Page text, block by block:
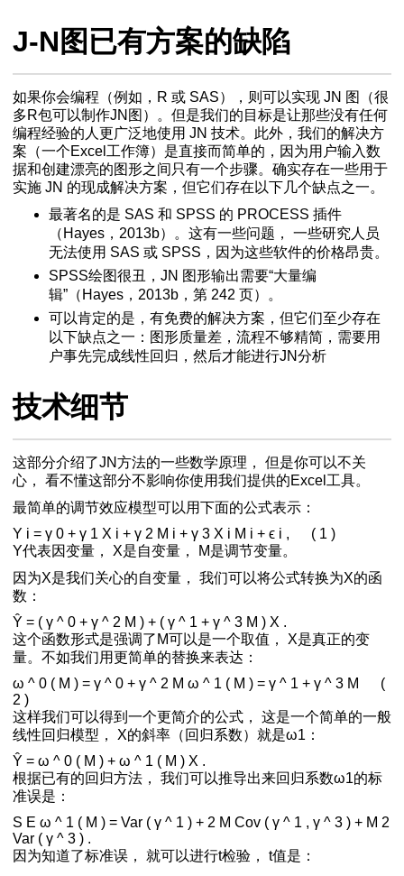
制视频教程
J-N图已有方案的缺陷
如果你会编程（例如，R 或 SAS），则可以实现 JN 图（很
多R包可以制作JN图）。但是我们的目标是让那些没有任何
编程经验的人更广泛地使用 JN 技术。此外，我们的解决方
案（一个Excel工作簿）是直接而简单的，因为用户输入数
据和创建漂亮的图形之间只有一个步骤。确实存在一些用于
实施 JN 的现成解决方案，但它们存在以下几个缺点之一。
最著名的是 SAS 和 SPSS 的 PROCESS 插件
（Hayes，2013b）。这有一些问题， 一些研究人员
无法使用 SAS 或 SPSS，因为这些软件的价格昂贵。
SPSS绘图很丑，JN 图形输出需要“大量编
辑”（Hayes，2013b，第 242 页）。
可以肯定的是，有免费的解决方案，但它们至少存在
以下缺点之一：图形质量差，流程不够精简，需要用
户事先完成线性回归，然后才能进行JN分析
技术细节
这部分介绍了JN方法的一些数学原理， 但是你可以不关
心， 看不懂这部分不影响你使用我们提供的Excel工具。
最简单的调节效应模型可以用下面的公式表示：
Y i = γ 0 + γ 1 X i + γ 2 M i + γ 3 X i M i + ϵ i , ( 1 )
Y代表因变量， X是自变量， M是调节变量。
因为X是我们关心的自变量， 我们可以将公式转换为X的函
数：
Ŷ = ( γ ^ 0 + γ ^ 2 M ) + ( γ ^ 1 + γ ^ 3 M ) X .
这个函数形式是强调了M可以是一个取值， X是真正的变
量。不如我们用更简单的替换来表达：
ω ^ 0 ( M ) = γ ^ 0 + γ ^ 2 M ω ^ 1 ( M ) = γ ^ 1 + γ ^ 3 M
(
2 )
这样我们可以得到一个更简介的公式， 这是一个简单的一般
线性回归模型， X的斜率（回归系数）就是ω1：
Ŷ = ω ^ 0 ( M ) + ω ^ 1 ( M ) X .
根据已有的回归方法， 我们可以推导出来回归系数ω1的标
准误是：
S E ω ^ 1 ( M ) = Var ( γ ^ 1 ) + 2 M Cov ( γ ^ 1 , γ ^ 3 ) + M 2
Var ( γ ^ 3 ) .
因为知道了标准误， 就可以进行t检验， t值是：